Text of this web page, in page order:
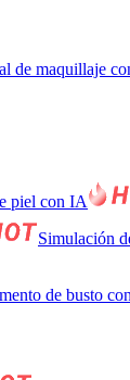
de maquillaje
piel con IA
Simulación
de busto